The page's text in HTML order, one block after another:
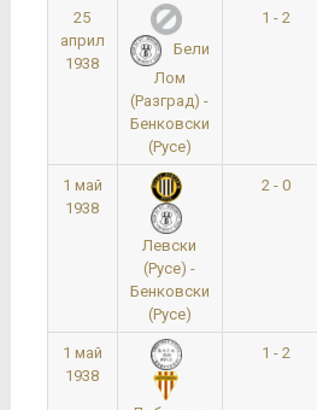
25
април
1938
Бели
Лом
(Разград) -
Бенковски
(Русе)
1 - 2
1 май
1938
Левски
(Русе) -
Бенковски
(Русе)
2 - 0
1 май
1938
1 - 2